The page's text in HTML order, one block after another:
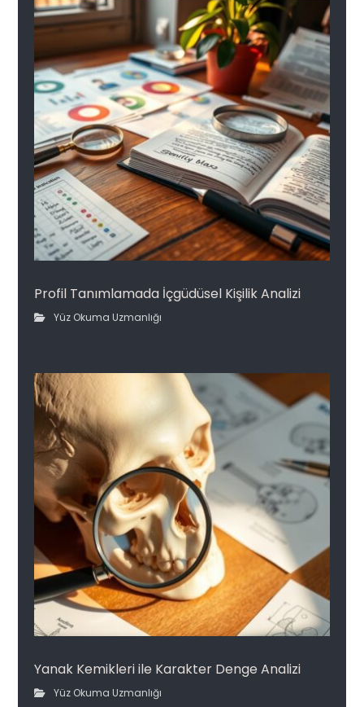
Profil Tanımlamada İçgüdüsel Kişilik Analizi
Yüz Okuma Uzmanlığı
Yanak Kemikleri ile Karakter Denge Analizi
Yüz Okuma Uzmanlığı